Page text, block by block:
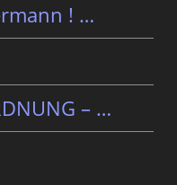
! …
– …